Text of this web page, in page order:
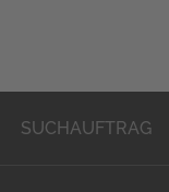
SUCHAUFTRAG